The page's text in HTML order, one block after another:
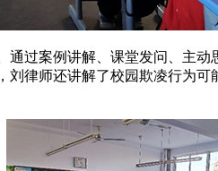
过案例讲解、课堂发问、主
律师还讲解了校园欺凌行为